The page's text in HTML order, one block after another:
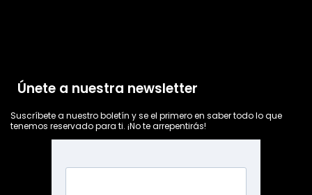
Únete a nuestra newsletter
Suscríbete a nuestro boletín y se el primero en saber todo lo que
tenemos reservado para ti. ¡No te arrepentirás!